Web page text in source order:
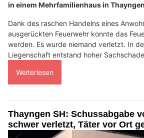
in einem Mehrfamilienhaus in
Dank des raschen Handelns eines
ausgerückten Feuerwehr konnte das
werden. Es wurde niemand verletzt. In
Liegenschaft entstand hoher
Weiterlesen
Thayngen SH: Schussabgabe
schwer verletzt, Täter vor Ort